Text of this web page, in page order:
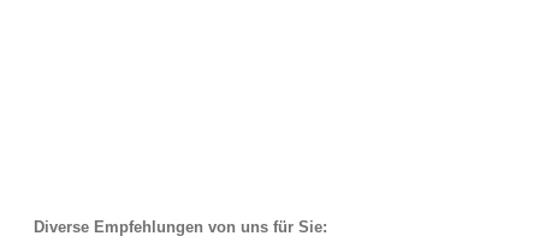
Diverse Empfehlungen von uns für Sie: